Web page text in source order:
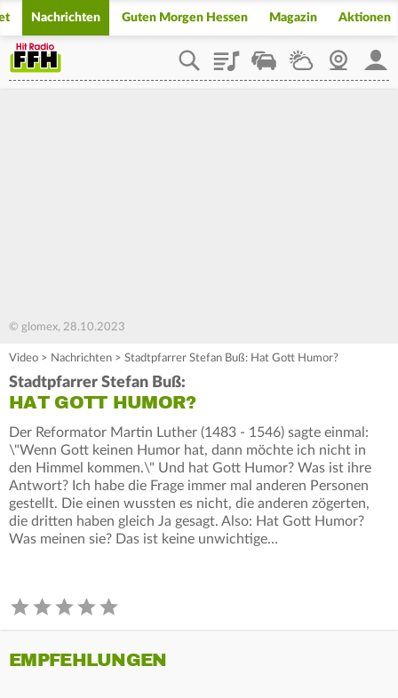
Nachrichten Guten Morgen Hessen Magazin Aktionen
PlaylistStaupilotWetterWebcam
© glomex, 28.10.2023
Video > Nachrichten > Stadtpfarrer Stefan Buß: Hat Gott Humor?
Stadtpfarrer Stefan Buß:
HAT GOTT HUMOR?
Der Reformator Martin Luther (1483 - 1546) sagte einmal:
\"Wenn Gott keinen Humor hat, dann möchte ich nicht in
den Himmel kommen.\" Und hat Gott Humor? Was ist ihre
Antwort? Ich habe die Frage immer mal anderen Personen
gestellt. Die einen wussten es nicht, die anderen zögerten,
die dritten haben gleich Ja gesagt. Also: Hat Gott Humor?
Was meinen sie? Das ist keine unwichtige…
EMPFEHLUNGEN